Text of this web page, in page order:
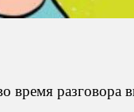
время разговора